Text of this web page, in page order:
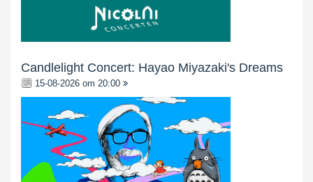
Candlelight Concert: Hayao Miyazaki's Dreams
15-08-2026 om 20:00